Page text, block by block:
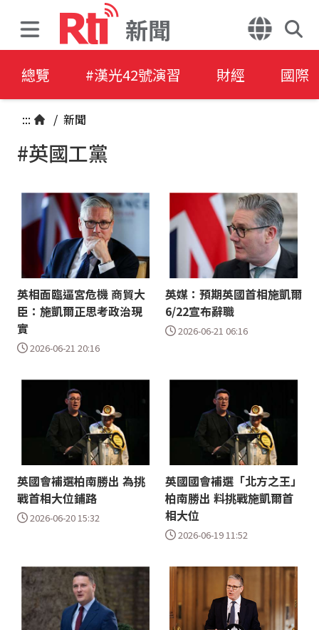
新聞
總覽 #漢光42號演習 財經 國際
::: / 新聞
#英國工黨
英相面臨逼宮危機 商貿大
臣：施凱爾正思考政治現
實
2026-06-21 20:16
英媒：預期英國首相施凱爾
6/22宣布辭職
2026-06-21 06:16
英國會補選柏南勝出 為挑
戰首相大位鋪路
2026-06-20 15:32
英國國會補選「北方之王」
柏南勝出 料挑戰施凱爾首
相大位
2026-06-19 11:52